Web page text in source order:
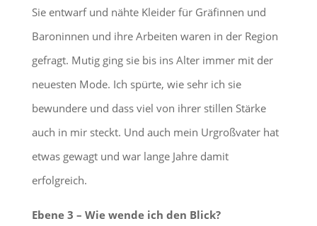
Sie entwarf und nähte Kleider für Gräfinnen und
Baroninnen und ihre Arbeiten waren in der Region
gefragt. Mutig ging sie bis ins Alter immer mit der
neuesten Mode. Ich spürte, wie sehr ich sie
bewundere und dass viel von ihrer stillen Stärke
auch in mir steckt. Und auch mein Urgroßvater hat
etwas gewagt und war lange Jahre damit
erfolgreich.
Ebene 3 – Wie wende ich den Blick?